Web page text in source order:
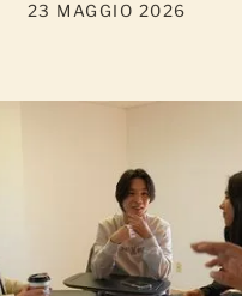
23 MAGGIO 2026